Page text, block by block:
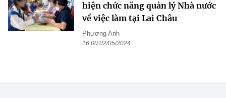
hiện chức năng quản lý Nhà nước
về việc làm tại Lai Châu
Phương Anh
16:00 02/05/2024